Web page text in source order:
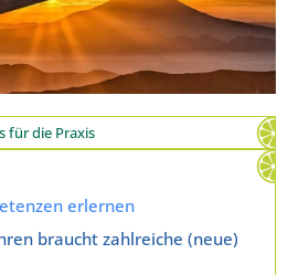
für die Praxis
erlernen
braucht zahlreiche (neue)